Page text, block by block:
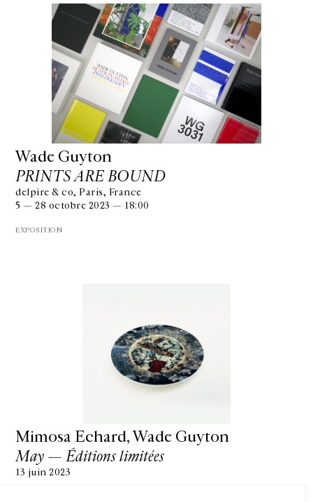
Wade Guyton
PRINTS ARE BOUND
delpire & co, Paris, France
5 — 28 octobre 2023 — 18:00
EXPOSITION
Mimosa Echard, Wade Guyton
May — Éditions limitées
13 juin 2023
GALERIE CHANTAL CROUSEL
10 RUE CHARLOT, 75003 PARIS
DU MARDI AU VENDREDI
10H-18H
LE SAMEDI
11H-19H